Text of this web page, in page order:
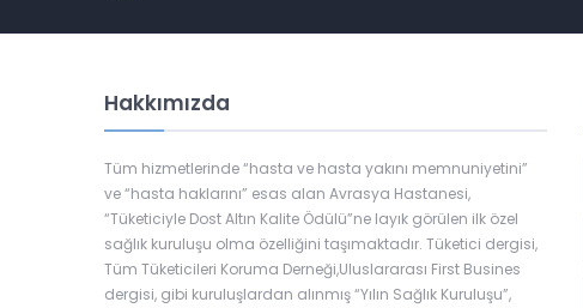
Hakkımızda
Tüm hizmetlerinde “hasta ve hasta yakını memnuniyetini”
ve “hasta haklarını” esas alan Avrasya Hastanesi,
“Tüketiciyle Dost Altın Kalite Ödülü”ne layık görülen ilk özel
sağlık kuruluşu olma özelliğini taşımaktadır. Tüketici dergisi,
Tüm Tüketicileri Koruma Derneği,Uluslararası First Busines
dergisi, gibi kuruluşlardan alınmış “Yılın Sağlık Kuruluşu”,